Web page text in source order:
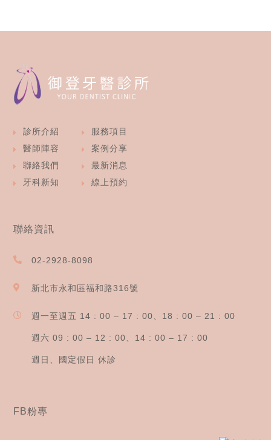
診所介紹
服務項目
醫師陣容
案例分享
聯絡我們
最新消息
牙科新知
線上預約
聯絡資訊
02-2928-8098
新北市永和區福和路316號
週一至週五 14 : 00 – 17 : 00、18 : 00 – 21 : 00
週六 09 : 00 – 12 : 00、14 : 00 – 17 : 00
週日、國定假日 休診
FB粉專